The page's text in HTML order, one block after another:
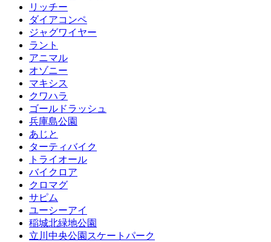
リッチー
ダイアコンペ
ジャグワイヤー
ラント
アニマル
オゾニー
マキシス
クワハラ
ゴールドラッシュ
兵庫島公園
あじと
ターティバイク
トライオール
バイクロア
クロマグ
サピム
ユーシーアイ
稲城北緑地公園
立川中央公園スケートパーク